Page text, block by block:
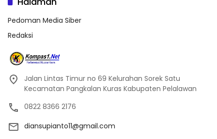
Pedoman Media Siber
Redaksi
Jalan Lintas Timur no 69 Kelurahan Sorek Satu
Kecamatan Pangkalan Kuras Kabupaten Pelalawan
0822 8366 2176
diansupianto11@gmail.com